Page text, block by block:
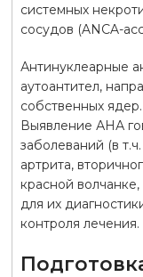
системных
сосудов (ANCA-
Антинуклеарные
аутоантител,
собственных ядер.
Выявление АНА
заболеваний (в
артрита,
красной
для их
контроля лечения.